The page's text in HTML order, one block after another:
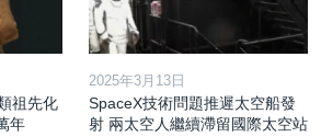
祖先化
年
2025年3月13日
SpaceX技術問題推遲太空船發
射 兩太空人繼續滯留國際太空站